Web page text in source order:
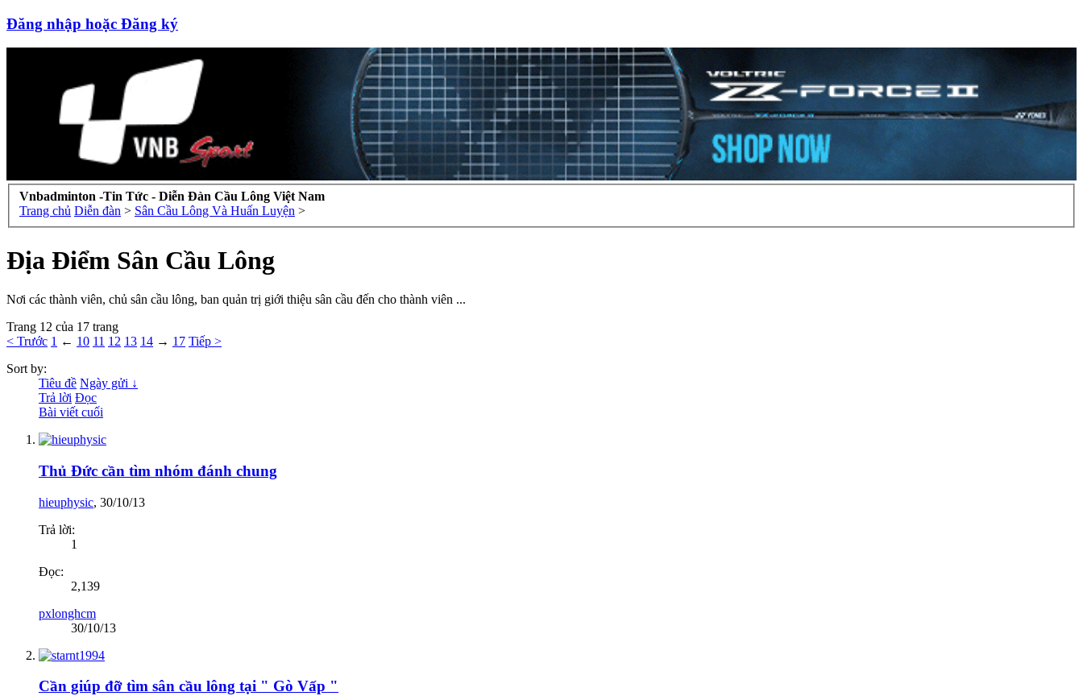
Đăng nhập hoặc Đăng ký
Vnbadminton -Tin Tức - Diễn Đàn Cầu Lông Việt Nam
Trang chủ Diễn đàn > Sân Cầu Lông Và Huấn Luyện >
Địa Điểm Sân Cầu Lông
Nơi các thành viên, chủ sân cầu lông, ban quản trị giới thiệu sân cầu đến cho thành viên ...
Trang 12 của 17 trang
< Trước 1 ← 10 11 12 13 14 → 17 Tiếp >
Sort by:
Tiêu đề Ngày gửi ↓
Trả lời Đọc
Bài viết cuối
Thủ Đức cần tìm nhóm đánh chung
hieuphysic, 30/10/13
Trả lời:
1
Đọc:
2,139
pxlonghcm
30/10/13
Cần giúp đỡ tìm sân cầu lông tại " Gò Vấp "